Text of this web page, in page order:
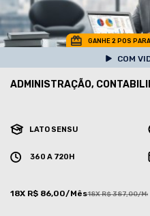
GANHE 2 POS
COM
ADMINISTRAÇÃO,
LATO SENSU
360 A 720H
18X R$ 86,00/Mês18X R$ 387,00/